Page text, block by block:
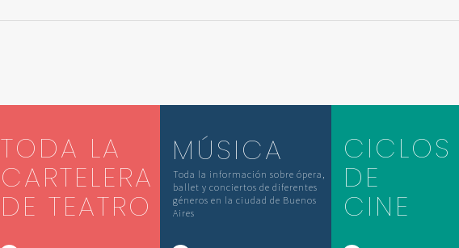
TODA LA
CARTELERA
DE TEATRO
MÚSICA
Toda la información sobre ópera,
ballet y conciertos de diferentes
géneros en la ciudad de Buenos
Aires
CICLOS
DE
CINE